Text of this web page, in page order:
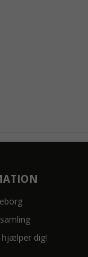
hjælper dig!